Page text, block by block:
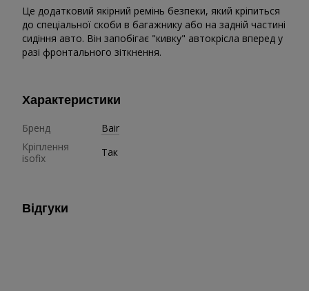
Це додатковий якірний ремінь безпеки, який кріпиться
до спеціальної скоби в багажнику або на задній частині
сидіння авто. Він запобігає "кивку" автокрісла вперед у
разі фронтального зіткнення.
Характеристики
Бренд
Bair
Кріплення
isofix
Так
Відгуки